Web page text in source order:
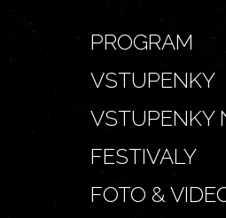
PROGRAM
VSTUPENKY
VSTUPENKY
FESTIVALY
FOTO &